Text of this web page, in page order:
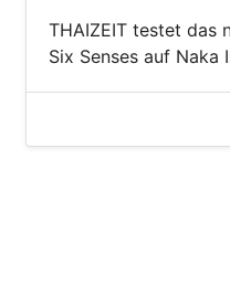
THAIZEIT testet das
Six Senses auf Naka